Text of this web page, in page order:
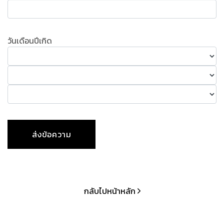
วันเดือนปีเกิด
กลับไปหน้าหลัก